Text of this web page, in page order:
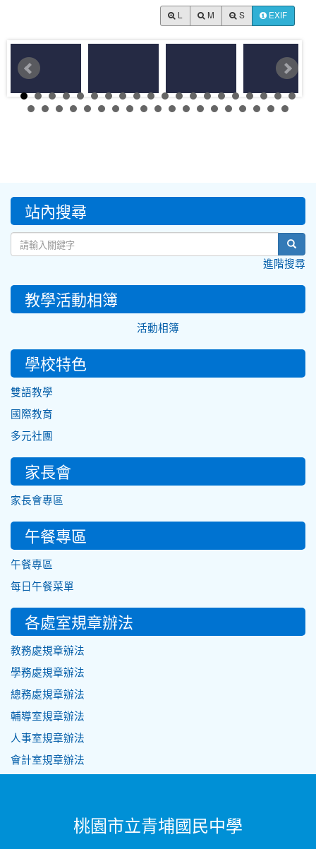
M S EXIF
::: 站內搜尋
進階搜尋
教學活動相簿
活動相簿
學校特色
雙語教學
國際教育
多元社團
家長會
家長會專區
午餐專區
午餐專區
每日午餐菜單
各處室規章辦法
教務處規章辦法
學務處規章辦法
總務處規章辦法
輔導室規章辦法
人事室規章辦法
會計室規章辦法
桃園市立青埔國民中學